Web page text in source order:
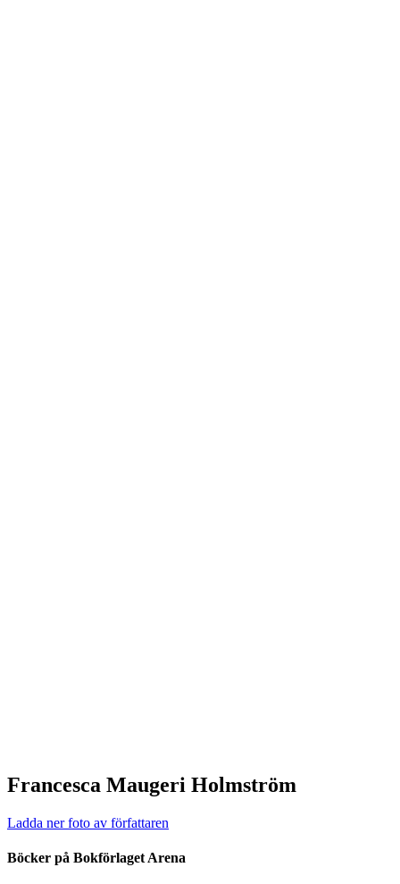
Francesca Maugeri Holmström
Ladda ner foto av författaren
Böcker på Bokförlaget Arena